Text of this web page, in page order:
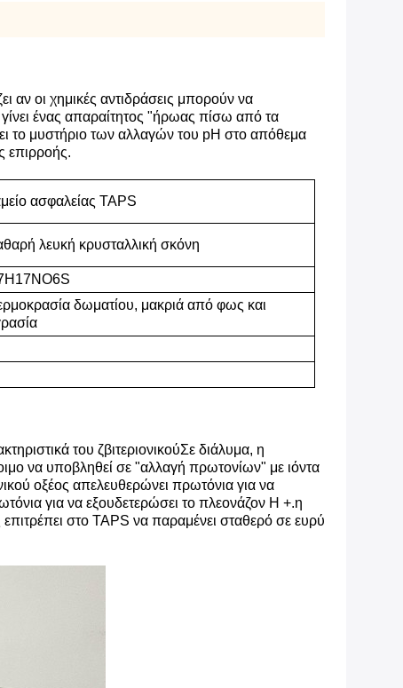
αν οι χημικές αντιδράσεις μπορούν να
γίνει ένας απαραίτητος "ήρωας πίσω από τα
το μυστήριο των αλλαγών του pH στο απόθεμα
επιρροής.
ασφαλείας TAPS
λευκή κρυσταλλική σκόνη
δωματίου, μακριά από φως και
του ζβιτεριονικούΣε διάλυμα, η
να υποβληθεί σε "αλλαγή πρωτονίων" με ιόντα
οξέος απελευθερώνει πρωτόνια για να
για να εξουδετερώσει το πλεονάζον H +.η
στο TAPS να παραμένει σταθερό σε ευρύ